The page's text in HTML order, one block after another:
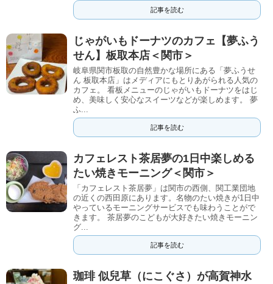
記事を読む
じゃがいもドーナツのカフェ【夢ふう
せん】板取本店＜関市＞
岐阜県関市板取の自然豊かな場所にある「夢ふうせ
ん 板取本店」はメディアにもとりあがられる人気の
カフェ。 看板メニューのじゃがいもドーナツをはじ
め、美味しく安心なスイーツなどが楽しめます。 夢
ふ...
記事を読む
カフェレスト茶居夢の1日中楽しめる
たい焼きモーニング＜関市＞
「カフェレスト茶居夢」は関市の西側、関工業団地
の近くの西田原にあります。名物のたい焼きが1日中
やっているモーニングサービスでも味わうことがで
きます。 茶居夢のこどもが大好きたい焼きモーニン
グ...
記事を読む
珈琲 似兒草（にこぐさ）が高賀神水